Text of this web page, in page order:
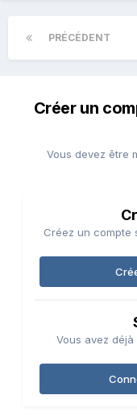
PRÉCÉDENT
Créer un
Vous devez être
Créez un compte
Vous avez